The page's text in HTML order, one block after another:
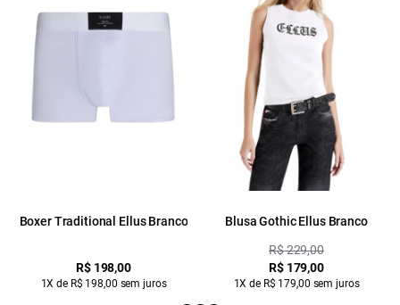
Boxer Traditional Ellus Branco
R$ 198,00
1X de R$ 198,00 sem juros
Blusa Gothic Ellus Branco
R$ 229,00
R$ 179,00
1X de R$ 179,00 sem juros